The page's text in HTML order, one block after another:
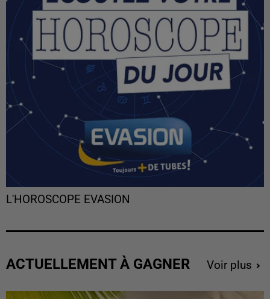
L'HOROSCOPE EVASION
ACTUELLEMENT À GAGNER Voir plus